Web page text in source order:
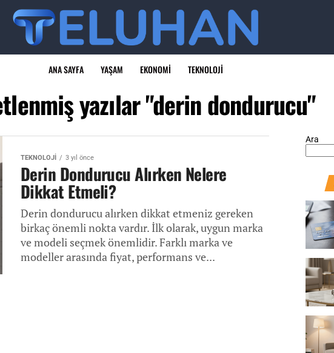
ANA SAYFA YAŞAM EKONOMI TEKNOLOJI
yazılar "derin dondurucu"
TEKNOLOJI 3 yıl önce
Derin Dondurucu Alırken Nelere
Dikkat Etmeli?
Derin dondurucu alırken dikkat etmeniz gereken
birkaç önemli nokta vardır. İlk olarak, uygun marka
ve modeli seçmek önemlidir. Farklı marka ve
modeller arasında fiyat, performans ve...
Ara